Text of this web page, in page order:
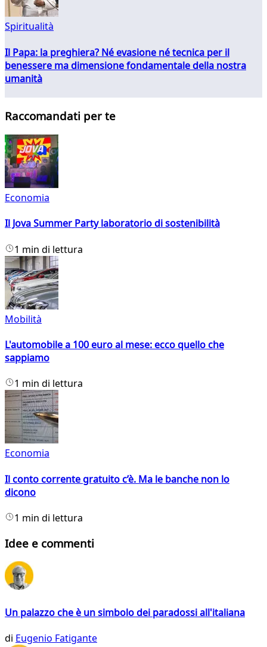
Spiritualità
Il Papa: la preghiera? Né evasione né tecnica per il
benessere ma dimensione fondamentale della nostra
umanità
Raccomandati per te
Economia
Il Jova Summer Party laboratorio di sostenibilità
1 min di lettura
Mobilità
L'automobile a 100 euro al mese: ecco quello che
sappiamo
1 min di lettura
Economia
Il conto corrente gratuito c’è. Ma le banche non lo
dicono
1 min di lettura
Idee e commenti
Un palazzo che è un simbolo dei paradossi all'italiana
di Eugenio Fatigante